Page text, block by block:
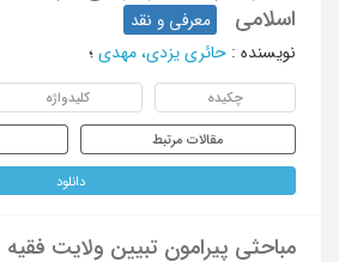
اسلامی
معرفی و نقد
نویسنده : حائری یزدی، مهدی ؛
چکیده کلیدواژه
مقالات مرتبط
دانلود
مباحثی پیرامون تبیین ولایت فقیه